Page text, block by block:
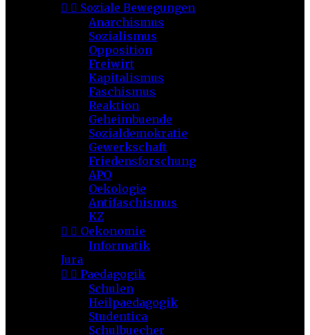
  Soziale Bewegungen
Anarchismus
Sozialismus
Opposition
Freiwirt
Kapitalismus
Faschismus
Reaktion
Geheimbuende
Sozialdemokratie
Gewerkschaft
Friedensforschung
APO
Oekologie
Antifaschismus
KZ
  Oekonomie
Informatik
Jura
  Paedagogik
Schulen
Heilpaedagogik
Studentica
Schulbuecher